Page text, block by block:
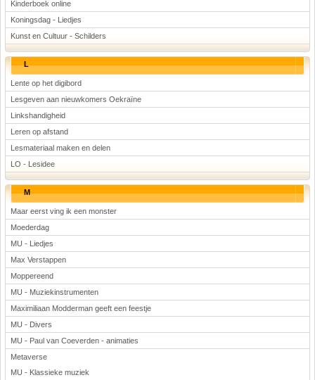
Kinderboek online
Koningsdag - Liedjes
Kunst en Cultuur - Schilders
L
Lente op het digibord
Lesgeven aan nieuwkomers Oekraïne
Linkshandigheid
Leren op afstand
Lesmateriaal maken en delen
LO - Lesidee
M
Maar eerst ving ik een monster
Moederdag
MU - Liedjes
Max Verstappen
Moppereend
MU - Muziekinstrumenten
Maximiliaan Modderman geeft een feestje
MU - Divers
MU - Paul van Coeverden - animaties
Metaverse
MU - Klassieke muziek